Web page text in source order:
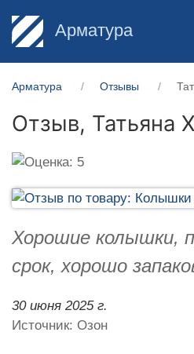
Арматура
Арматура Отзывы
Отзыв, Татьяна
Хорошие колышки,
срок, хорошо
30 июня 2025 г.
Источник: Озон